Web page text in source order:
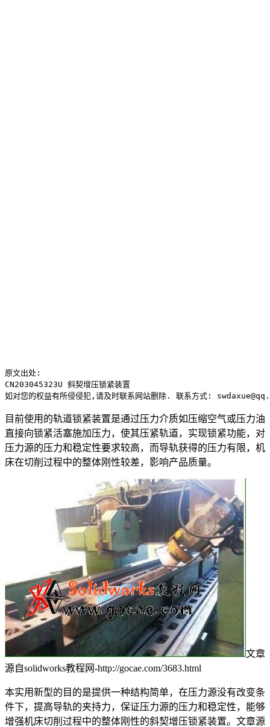
原文出处:
CN203045323U 斜契增压锁紧装置
如对您的权益有所侵侵犯,请及时联系网站删除. 联系方式:
目前使用的轨道锁紧装置是通过压力介质如压缩空气或压力油
直接向锁紧活塞施加压力，使其压紧轨道，实现锁紧功能，对
压力源的压力和稳定性要求较高，而导轨获得的压力有限，机
床在切削过程中的整体刚性较差，影响产品质量。
文章
源自solidworks教程网-http://gocae.com/3683.html
本实用新型的目的是提供一种结构简单，在压力源没有改变条
件下，提高导轨的夹持力，保证压力源的压力和稳定性，能够
增强机床切削过程中的整体刚性的斜契增压锁紧装置。 文章源